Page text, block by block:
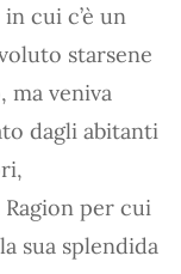
cui c’è un
starsene
ma veniva
dagli abitanti
per cui
sua splendida